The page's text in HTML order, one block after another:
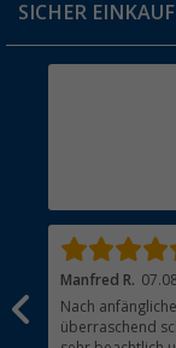
Rücksendung
SICHER
Manfred R.
Nach
überraschend